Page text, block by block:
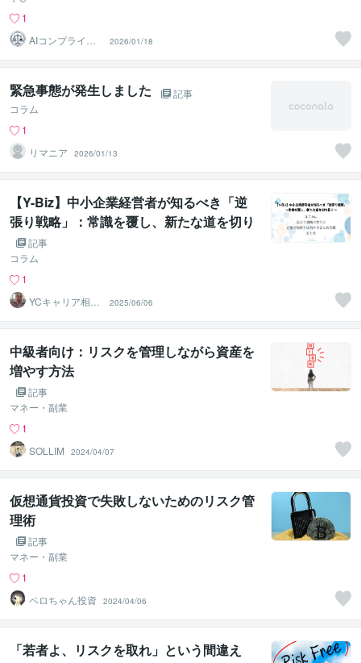
1
AIコンプライア
ンス戦略室
2026/01/18
緊急事態が発生しました
記事
コラム
1
リマニア
2026/01/13
【Y-Biz】中小企業経営者が知るべき「逆
張り戦略」：常識を覆し、新たな道を切り
拓く記事
コラム
1
YCキャリア相談
2025/06/06
中級者向け：リスクを管理しながら資産を
増やす方法
記事
マネー・副業
1
SOLLIM
2024/04/07
仮想通貨投資で失敗しないためのリスク管
理術
記事
マネー・副業
1
ペロちゃん投資
2024/04/06
「若者よ、リスクを取れ」という間違え